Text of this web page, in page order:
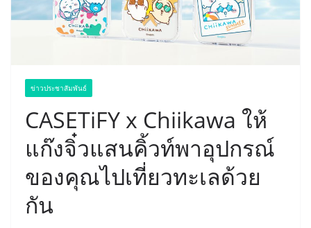
ข่าวประชาสัมพันธ์
CASETiFY x Chiikawa ให้
แก๊งจิ๋วแสนคิ้วท์พาอุปกรณ์
ของคุณไปเที่ยวทะเลด้วย
กัน